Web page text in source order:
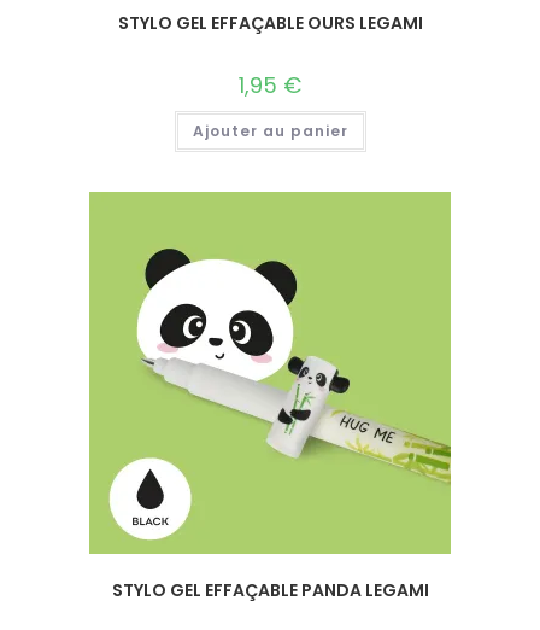
STYLO GEL EFFAÇABLE OURS LEGAMI
1,95 €
Ajouter au panier
STYLO GEL EFFAÇABLE PANDA LEGAMI